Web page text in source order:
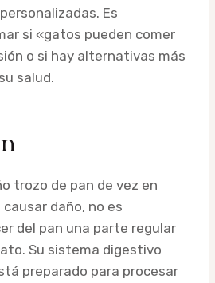
Es
si «gatos pueden comer
o si hay alternativas más
salud.
trozo de pan de vez en
daño, no es
del pan una parte regular
Su sistema digestivo
preparado para procesar